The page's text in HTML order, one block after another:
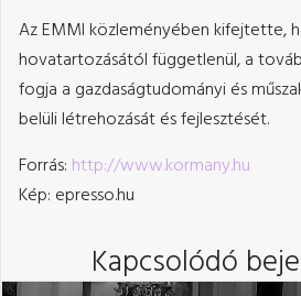
Az EMMI közleményében kifejtette,
hovatartozásától függetlenül, a
fogja a gazdaságtudományi és
belüli létrehozását és fejlesztését.
Forrás: http://www.kormany.hu
Kép: epresso.hu
Kapcsolódó